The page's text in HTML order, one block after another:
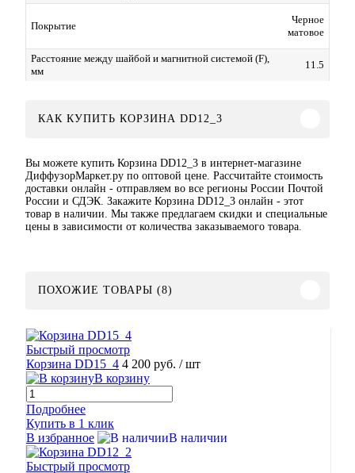
Покрытие
Черное
матовое
Расстояние между шайбой и магнитной системой (F),
мм
11.5
КАК КУПИТЬ КОРЗИНА DD12_3
Вы можете купить Корзина DD12_3 в интернет-магазине
ДиффузорМаркет.ру по оптовой цене. Рассчитайте стоимость
доставки онлайн - отправляем во все регионы России Почтой
России и СДЭК. Закажите Корзина DD12_3 онлайн - этот
товар в наличии. Мы также предлагаем скидки и специальные
цены в зависимости от количества заказываемого товара.
ПОХОЖИЕ ТОВАРЫ (8)
Быстрый просмотр
Корзина DD15_4 4 200 руб. / шт
В корзину
Подробнее
Купить в 1 клик
В избранное
В наличии
Быстрый просмотр